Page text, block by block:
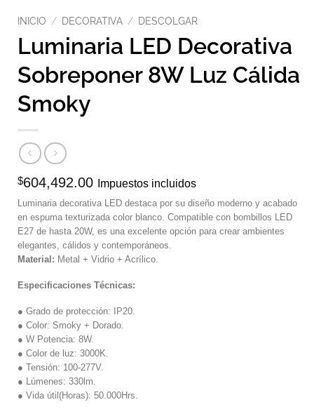
INICIO / DECORATIVA / DESCOLGAR
Luminaria LED Decorativa
Sobreponer 8W Luz Cálida
Smoky
$604,492.00 Impuestos incluidos
Luminaria decorativa LED destaca por su diseño moderno y acabado
en espuma texturizada color blanco. Compatible con bombillos LED
E27 de hasta 20W, es una excelente opción para crear ambientes
elegantes, cálidos y contemporáneos.
Material: Metal + Vidrio + Acrílico.
Especificaciones Técnicas:
● Grado de protección: IP20.
● Color: Smoky + Dorado.
● W Potencia: 8W.
● Color de luz: 3000K.
● Tensión: 100-277V.
● Lúmenes: 330lm.
● Vida útil(Horas): 50.000Hrs.